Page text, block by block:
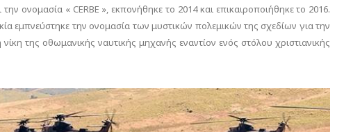
ονομασία « CERBE », εκπονήθηκε το 2014 και επικαιροποιήθηκε το 2016.
εμπνεύστηκε την ονομασία των μυστικών πολεμικών της σχεδίων για την
της οθωμανικής ναυτικής μηχανής εναντίον ενός στόλου χριστιανικής